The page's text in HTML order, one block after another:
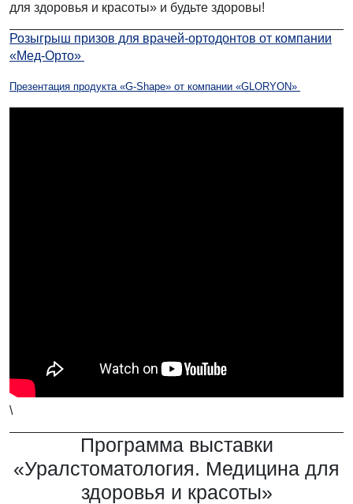
для здоровья и красоты» и будьте здоровы!
Розыгрыш призов для врачей-ортодонтов от компании
«Мед-Орто»
Презентация продукта «G-Shape» от компании «GLORYON»
\
Программа выставки
«Уралстоматология. Медицина для
здоровья и красоты»